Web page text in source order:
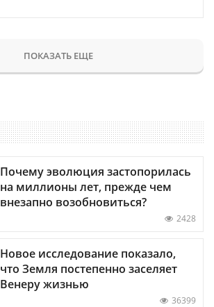
ПОКАЗАТЬ ЕЩЕ
Почему эволюция застопорилась
на миллионы лет, прежде чем
внезапно возобновиться?
2428
Новое исследование показало,
что Земля постепенно заселяет
Венеру жизнью
36399